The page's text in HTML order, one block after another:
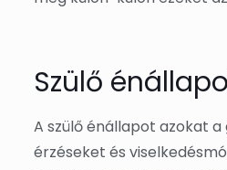
Szülő
A szülő énállapot azokat
érzéseket és